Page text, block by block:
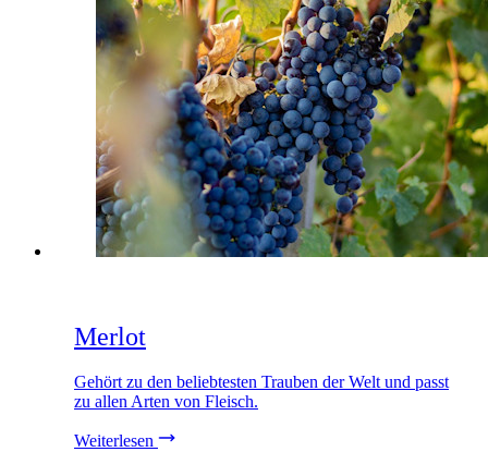
Merlot
Gehört zu den beliebtesten Trauben der Welt und passt
zu allen Arten von Fleisch.
Weiterlesen